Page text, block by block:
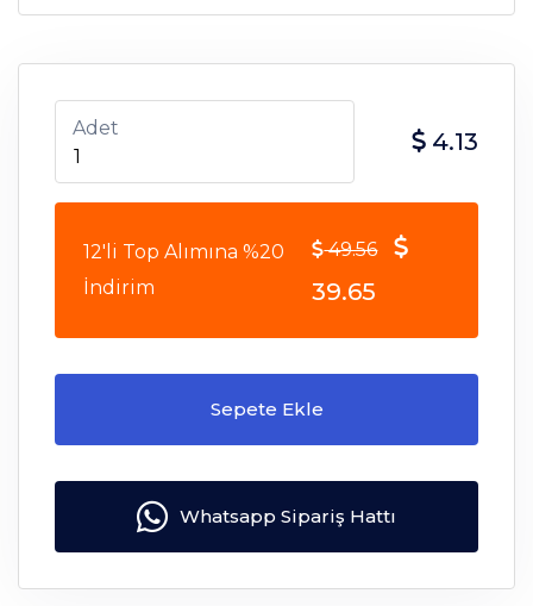
Adet 4.13
12'li Top Alımına %20
İndirim
49.56
39.65
Sepete Ekle
Whatsapp Sipariş Hattı